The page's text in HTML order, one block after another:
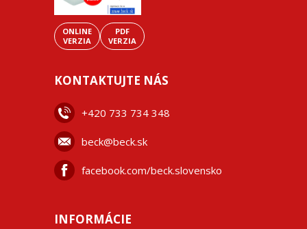
ONLINE
VERZIA
PDF
VERZIA
KONTAKTUJTE NÁS
+420 733 734 348
beck@beck.sk
facebook.com/beck.slovensko
INFORMÁCIE